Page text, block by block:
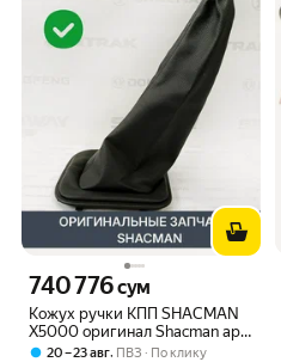
Кожух ручки КПП SHACMAN
X5000 оригинал Shacman арт.
DZ97259240402
Цена 740776 сум вместо
740 776сум
20 – 23 авг, ПВЗ По клику